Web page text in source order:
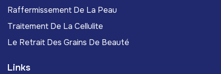
Raffermissement De La Peau
Traitement De La Cellulite
Le Retrait Des Grains De Beauté
Links